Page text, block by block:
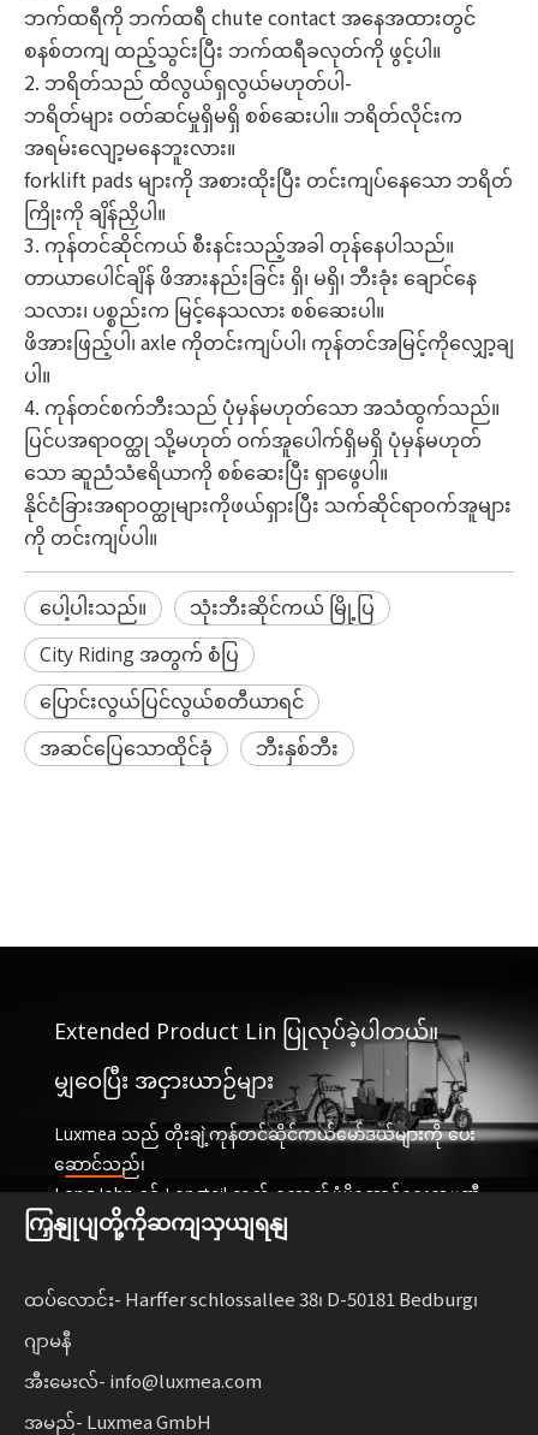
ဘက်ထရီကို ဘက်ထရီ chute contact အနေအထားတွင်
စနစ်တကျ ထည့်သွင်းပြီး ဘက်ထရီခလုတ်ကို ဖွင့်ပါ။
2. ဘရိတ်သည် ထိလွယ်ရှလွယ်မဟုတ်ပါ-
ဘရိတ်များ ဝတ်ဆင်မှုရှိမရှိ စစ်ဆေးပါ။ ဘရိတ်လိုင်းက
အရမ်းလျော့မနေဘူးလား။
forklift pads များကို အစားထိုးပြီး တင်းကျပ်နေသော ဘရိတ်
ကြိုးကို ချိန်ညှိပါ။
3. ကုန်တင်ဆိုင်ကယ် စီးနင်းသည့်အခါ တုန်နေပါသည်။
တာယာပေါင်ချိန် ဖိအားနည်းခြင်း ရှိ၊ မရှိ၊ ဘီးခုံး ချောင်နေ
သလား၊ ပစ္စည်းက မြင့်နေသလား စစ်ဆေးပါ။
ဖိအားဖြည့်ပါ၊ axle ကိုတင်းကျပ်ပါ၊ ကုန်တင်အမြင့်ကိုလျှော့ချ
ပါ။
4. ကုန်တင်စက်ဘီးသည် ပုံမှန်မဟုတ်သော အသံထွက်သည်။
ပြင်ပအရာဝတ္ထု သို့မဟုတ် ဝက်အူပေါက်ရှိမရှိ ပုံမှန်မဟုတ်
သော ဆူညံသံဧရိယာကို စစ်ဆေးပြီး ရှာဖွေပါ။
နိုင်ငံခြားအရာဝတ္ထုများကိုဖယ်ရှားပြီး သက်ဆိုင်ရာဝက်အူများ
ကို တင်းကျပ်ပါ။
ပေါ့ပါးသည်။
သုံးဘီးဆိုင်ကယ် မြို့ပြ
City Riding အတွက် စံပြ
ပြောင်းလွယ်ပြင်လွယ်စတီယာရင်
အဆင်ပြေသောထိုင်ခုံ
ဘီးနှစ်ဘီး
Extended Product Lin ပြုလုပ်ခဲ့ပါတယ်။
မျှဝေပြီး အငှားယာဉ်များ
Luxmea သည် တိုးချဲ့ကုန်တင်ဆိုင်ကယ်မော်ဒယ်များကို ပေး
ဆောင်သည်၊
Long John နှင့် Longtail သည် ထောက်ပံ့ပို့ဆောင်ရေးကုမ္ပဏီ
များအတွက် အံဝင်ခွင်ကျဖြစ်ပြီး၊
နည်းများသည် လုပ်ဆောင်နိုင်စွမ်းကို ပေါင်းစပ်ထားသည်။
စီးပွားရေးလုပ်ငန်းများအတွက် လိုက်လျောညီထွေရှိမှုနှင့်အတူ
စဉ်ဆက်မပြတ်ရွေ့လျားနိုင်မှုကို ချဲ့ထွင်ပါ။
ကြှနျုပျတို့ကိုဆကျသှယျရနျ
ထပ်လောင်း- Harffer schlossallee 38၊ D-50181 Bedburg၊
ဂျာမနီ
အီးမေးလ်- info@luxmea.com
အမည်- Luxmea GmbH